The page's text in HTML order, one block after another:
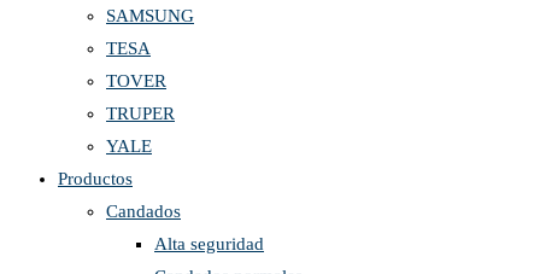
SAMSUNG
TESA
TOVER
TRUPER
YALE
Productos
Candados
Alta seguridad